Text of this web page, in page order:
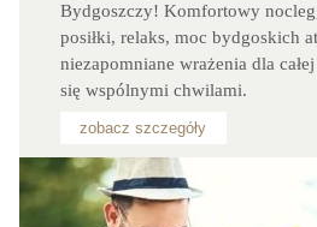
Bydgoszczy! Komfortowy
posiłki, relaks, moc bydgoskich
niezapomniane wrażenia dla
się wspólnymi chwilami.
zobacz szczegóły